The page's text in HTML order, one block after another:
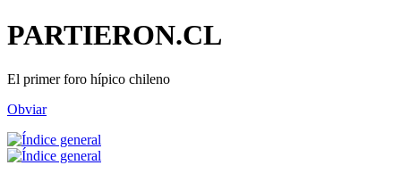
PARTIERON.CL
El primer foro hípico chileno
Obviar